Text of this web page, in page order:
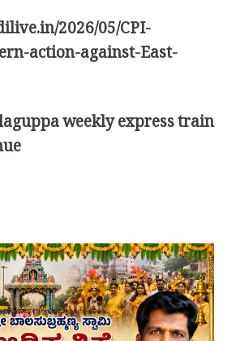
2026/05/CPI-
action-against-East-
weekly express train